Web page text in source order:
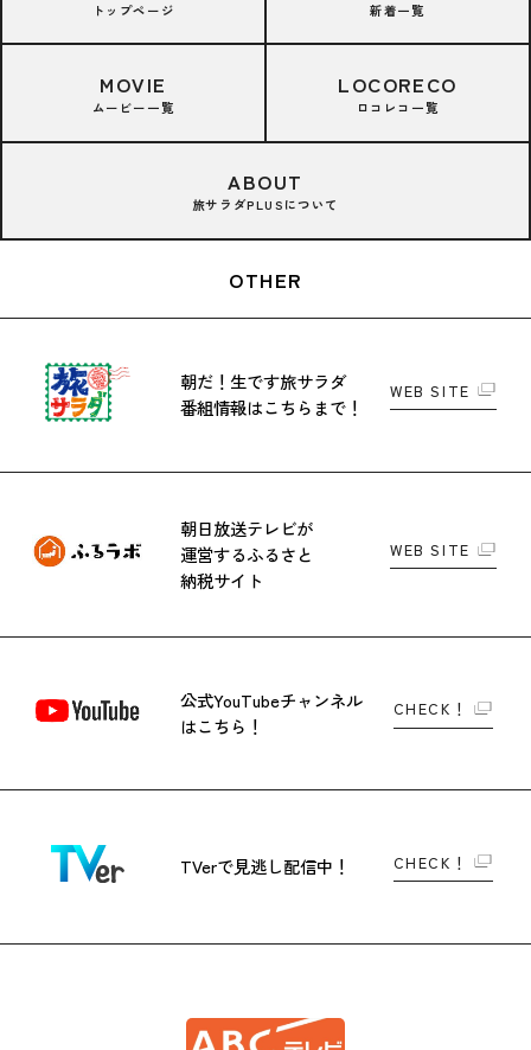
トップページ 新着一覧
MOVIE
ムービー一覧
LOCORECO
ロコレコ一覧
ABOUT
旅サラダPLUSについて
OTHER
朝だ！生です旅サラダ
番組情報はこちらまで！
WEB SITE
朝日放送テレビが
運営するふるさと
納税サイト
WEB SITE
公式YouTubeチャンネル
はこちら！
CHECK！
TVerで見逃し配信中！ CHECK！